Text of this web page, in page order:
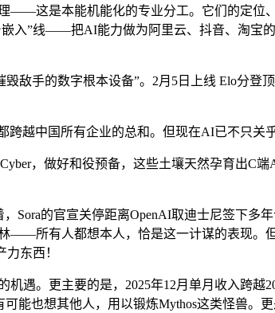
——这是本能机能化的专业分工。它们的定位
入”线——把AI能力做为阿里云、抖音、淘宝
敌手的数字根本设备”。2月5日上线 Elo分登
越中国所有企业的总和。但现在AI已不只关乎
，做好和役预备，这些土壤天然孕育出C
的官宣关停距离OpenAI取迪士尼签下多
——所有人都想本人，恰是这一计谋的表现。
东西！
。更主要的是，2025年12月单月收入跨越
能也想其他人，用以锻炼Mythos这类怪兽。